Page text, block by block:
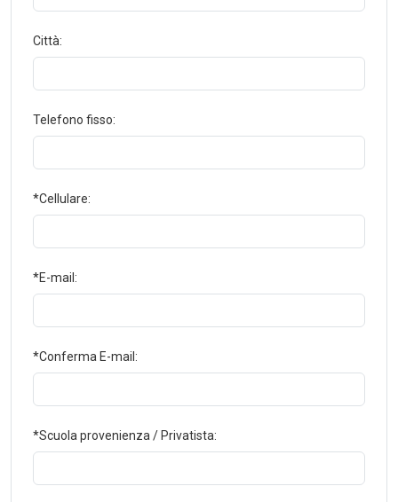
Città:
Telefono fisso:
*Cellulare:
*E-mail:
*Conferma E-mail:
*Scuola provenienza / Privatista: